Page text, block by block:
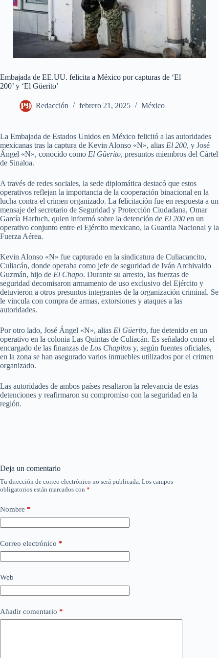
Embajada de EE.UU. felicita a México por capturas de ‘El
200’ y ‘El Güerito’
Redacción febrero 21, 2025 México
La Embajada de Estados Unidos en México felicitó a las autoridades
mexicanas tras la captura de Kevin Alonso «N», alias El 200, y José
Ángel «N», conocido como El Güerito, presuntos miembros del Cártel
de Sinaloa.
A través de redes sociales, la sede diplomática destacó que estos
operativos reflejan la importancia de la cooperación binacional en la
lucha contra el crimen organizado. La felicitación fue en respuesta a un
mensaje del secretario de Seguridad y Protección Ciudadana, Omar
García Harfuch, quien informó sobre la detención de El 200 en un
operativo conjunto entre el Ejército mexicano, la Guardia Nacional y la
Fuerza Aérea.
Kevin Alonso «N» fue capturado en la sindicatura de Culiacancito,
Culiacán, donde operaba como jefe de seguridad de Iván Archivaldo
Guzmán, hijo de El Chapo. Durante su arresto, las fuerzas de
seguridad decomisaron armamento de uso exclusivo del Ejército y
detuvieron a otros presuntos integrantes de la organización criminal. Se
le vincula con compra de armas, extorsiones y ataques a las
autoridades.
Por otro lado, José Ángel «N», alias El Güerito, fue detenido en un
operativo en la colonia Las Quintas de Culiacán. Es señalado como el
encargado de las finanzas de Los Chapitos y, según fuentes oficiales,
en la zona se han asegurado varios inmuebles utilizados por el crimen
organizado.
Las autoridades de ambos países resaltaron la relevancia de estas
detenciones y reafirmaron su compromiso con la seguridad en la
región.
Deja un comentario
Tu dirección de correo electrónico no será publicada. Los campos
obligatorios están marcados con *
Nombre *
Correo electrónico *
Web
Añadir comentario *